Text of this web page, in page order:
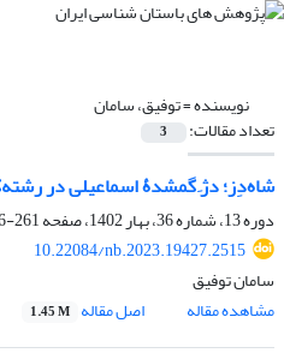
نویسنده =توفیق، سامان
تعداد مقالات: 3
شاه‌دِز؛ دژِ گمشدۀ اسماعیلی در
دوره 13، شماره 36، بهار 1402، صفحه
261-286
10.22084/nb.2023.19427.2515
سامان توفیق
مشاهده مقاله
اصل مقاله 1.45 M